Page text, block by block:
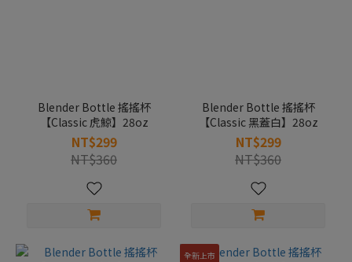
Blender Bottle 搖搖杯
【Classic 虎鯨】28oz
NT$299
NT$360
Blender Bottle 搖搖杯
【Classic 黑蓋白】28oz
NT$299
NT$360
全新上市